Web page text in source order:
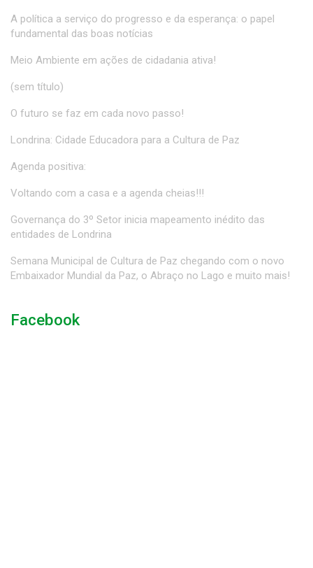
A política a serviço do progresso e da esperança: o papel
fundamental das boas notícias
Meio Ambiente em ações de cidadania ativa!
(sem título)
O futuro se faz em cada novo passo!
Londrina: Cidade Educadora para a Cultura de Paz
Agenda positiva:
Voltando com a casa e a agenda cheias!!!
Governança do 3º Setor inicia mapeamento inédito das
entidades de Londrina
Semana Municipal de Cultura de Paz chegando com o novo
Embaixador Mundial da Paz, o Abraço no Lago e muito mais!
Facebook